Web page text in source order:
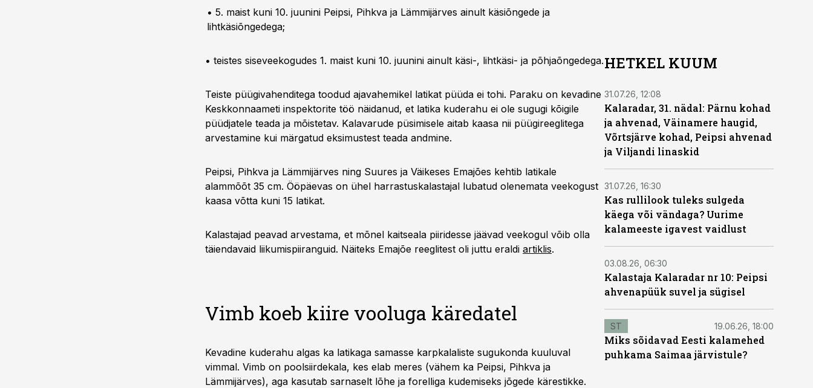
• 5. maist kuni 10. juunini Peipsi, Pihkva ja Lämmijärves ainult käsiõngede ja
lihtkäsiõngedega;
• teistes siseveekogudes 1. maist kuni 10. juunini ainult käsi-, lihtkäsi- ja põhjaõngedega.
Teiste püügivahenditega toodud ajavahemikel latikat püüda ei tohi. Paraku on kevadine
Keskkonnaameti inspektorite töö näidanud, et latika kuderahu ei ole sugugi kõigile
püüdjatele teada ja mõistetav. Kalavarude püsimisele aitab kaasa nii püügireeglitega
arvestamine kui märgatud eksimustest teada andmine.
Peipsi, Pihkva ja Lämmijärves ning Suures ja Väikeses Emajões kehtib latikale
alammõõt 35 cm. Ööpäevas on ühel harrastuskalastajal lubatud olenemata veekogust
kaasa võtta kuni 15 latikat.
Kalastajad peavad arvestama, et mõnel kaitseala piiridesse jäävad veekogul võib olla
täiendavaid liikumispiiranguid. Näiteks Emajõe reeglitest oli juttu eraldi artiklis.
Vimb koeb kiire vooluga käredatel
Kevadine kuderahu algas ka latikaga samasse karpkalaliste sugukonda kuuluval
vimmal. Vimb on poolsiirdekala, kes elab meres (vähem ka Peipsi, Pihkva ja
Lämmijärves), aga kasutab sarnaselt lõhe ja forelliga kudemiseks jõgede kärestikke.
HETKEL KUUM
31.07.26, 12:08
Kalaradar, 31. nädal: Pärnu kohad
ja ahvenad, Väinamere haugid,
Võrtsjärve kohad, Peipsi ahvenad
ja Viljandi linaskid
31.07.26, 16:30
Kas rullilook tuleks sulgeda
käega või vändaga? Uurime
kalameeste igavest vaidlust
03.08.26, 06:30
Kalastaja Kalaradar nr 10: Peipsi
ahvenapüük suvel ja sügisel
ST 19.06.26, 18:00
Miks sõidavad Eesti kalamehed
puhkama Saimaa järvistule?